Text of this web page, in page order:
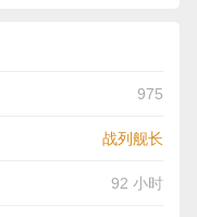
975
战列舰长
92 小时